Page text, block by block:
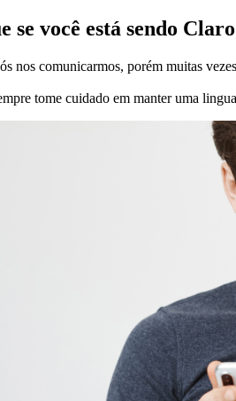
se você está sendo
nos comunicarmos, porém muitas
tome cuidado em manter uma